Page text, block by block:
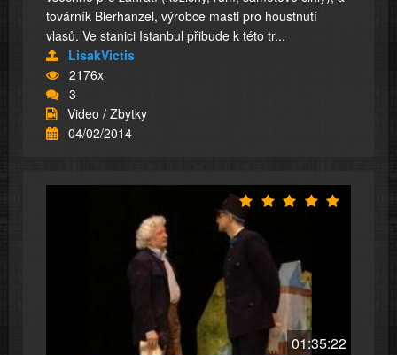
továrník Bierhanzel, výrobce masti pro houstnutí
vlasů. Ve stanici Istanbul přibude k této tr...
LisakVictis
2176x
3
Video / Zbytky
04/02/2014
01:35:22